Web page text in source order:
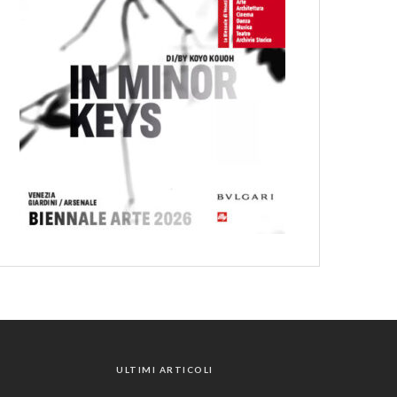
ULTIMI ARTICOLI